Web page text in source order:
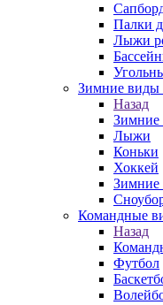
Палки
Лыжи
Зимние виды
Назад
Зимние
Лыжи
Коньки
Хоккей
Зимние
Командные
Назад
Футбол